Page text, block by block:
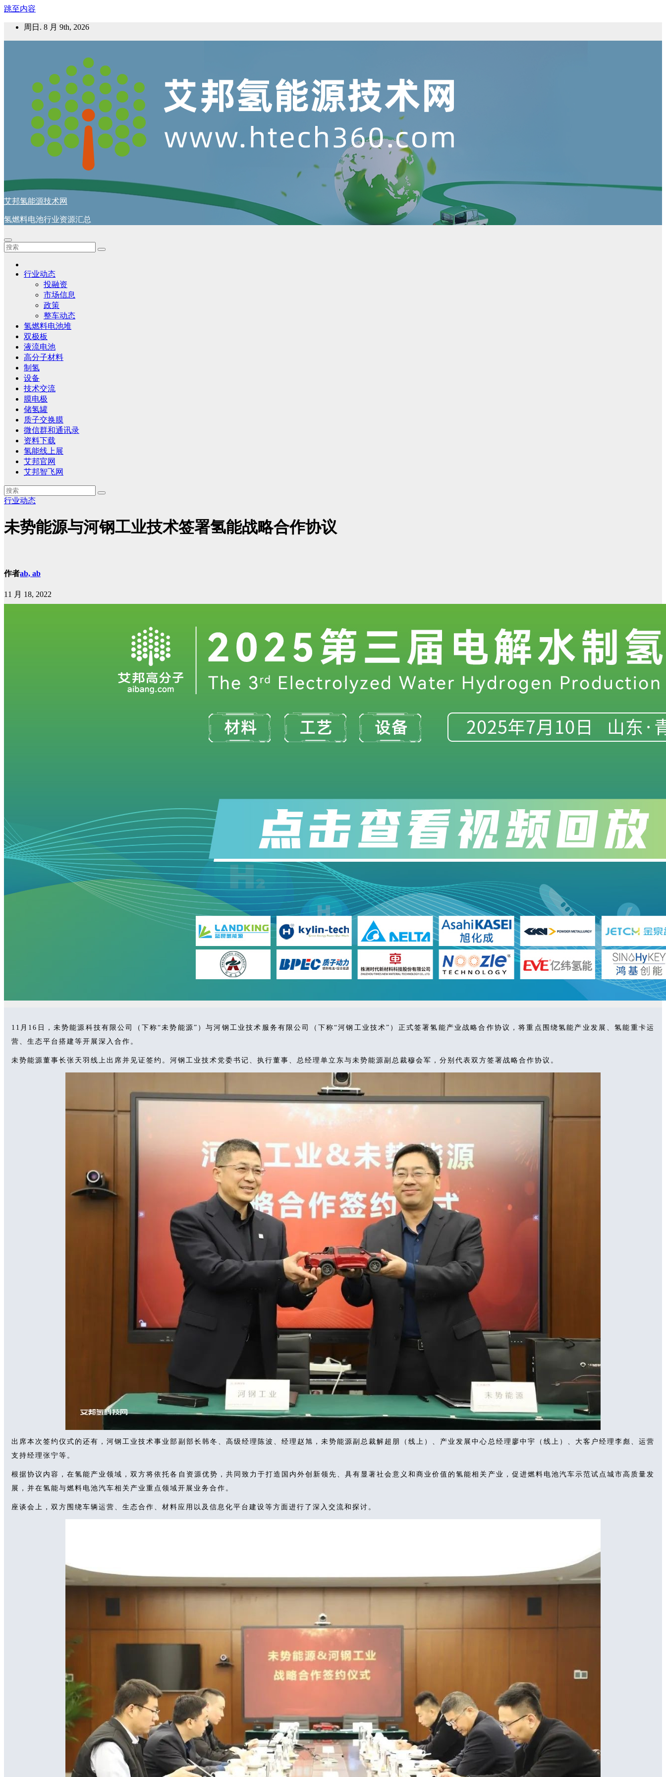
跳至内容
周日. 8 月 9th, 2026
艾邦氢能源技术网
氢燃料电池行业资源汇总
行业动态
投融资
市场信息
政策
整车动态
氢燃料电池堆
双极板
液流电池
高分子材料
制氢
设备
技术交流
膜电极
储氢罐
质子交换膜
微信群和通讯录
资料下载
氢能线上展
艾邦官网
艾邦智飞网
行业动态
未势能源与河钢工业技术签署氢能战略合作协议
作者ab, ab
11 月 18, 2022
11月16日，未势能源科技有限公司（下称“未势能源”）与河钢工业技术服务有限公司（下称“河钢工业技术”）正式签署氢能产业战略合作协议，将重点围绕氢能产业发展、氢能重卡运
营、生态平台搭建等开展深入合作。
未势能源董事长张天羽线上出席并见证签约。河钢工业技术党委书记、执行董事、总经理单立东与未势能源副总裁穆会军，分别代表双方签署战略合作协议。
出席本次签约仪式的还有，河钢工业技术事业部副部长韩冬、高级经理陈波、经理赵旭，未势能源副总裁解超朋（线上）、产业发展中心总经理廖中宇（线上）、大客户经理李彪、运营
支持经理张宁等。
根据协议内容，在氢能产业领域，双方将依托各自资源优势，共同致力于打造国内外创新领先、具有显著社会意义和商业价值的氢能相关产业，促进燃料电池汽车示范试点城市高质量发
展，并在氢能与燃料电池汽车相关产业重点领域开展业务合作。
座谈会上，双方围绕车辆运营、生态合作、材料应用以及信息化平台建设等方面进行了深入交流和探讨。